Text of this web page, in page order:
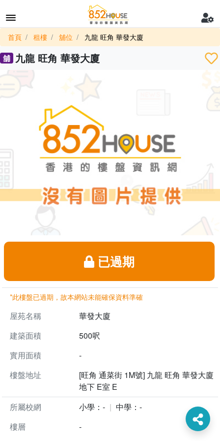
首頁 租樓 舖位 九龍 旺角 華發大廈
舖 九龍 旺角 華發大廈
已過期
*此樓盤已過期，故本網站未能確保資料準確
屋苑名稱
華發大廈
建築面積
500呎
實用面積
-
樓盤地址
[旺角 通菜街 1M號] 九龍 旺角 華發大廈
地下 E室 E
所屬校網
小學：-
中學：-
樓層
-